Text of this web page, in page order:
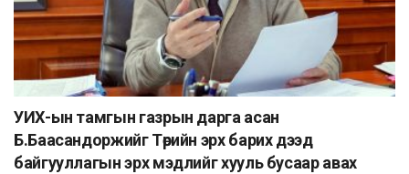
УИХ-ын тамгын газрын дарга асан
Б.Баасандоржийг Төрийн эрх барих дээд
байгууллагын эрх мэдлийг хууль бусаар авах